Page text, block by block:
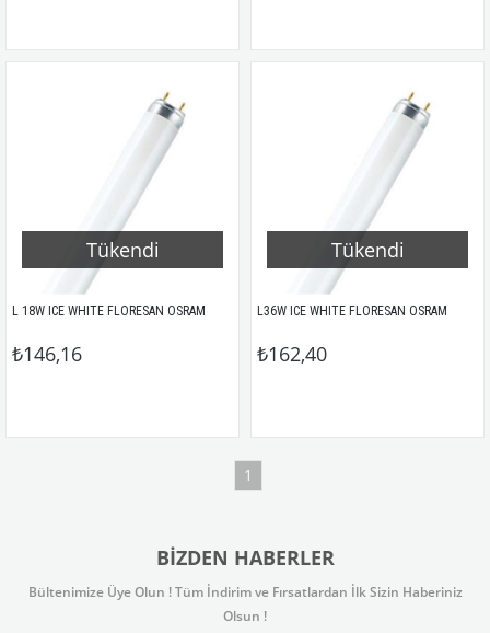
Tükendi
L 18W ICE WHITE FLORESAN OSRAM
₺146,16
Tükendi
L36W ICE WHITE FLORESAN OSRAM
₺162,40
1
BIZDEN HABERLER
Bültenimize Üye Olun ! Tüm İndirim ve Fırsatlardan İlk Sizin Haberiniz
Olsun !